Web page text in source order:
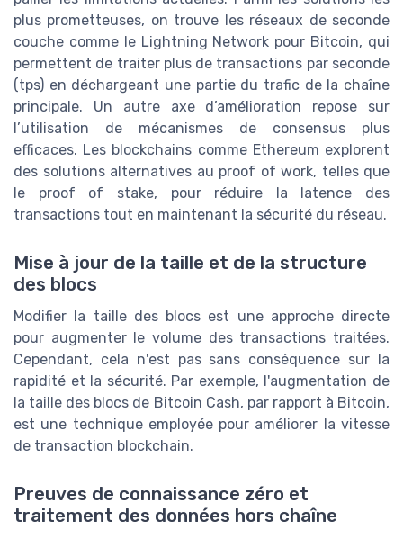
plus prometteuses, on trouve les réseaux de seconde
couche comme le Lightning Network pour Bitcoin, qui
permettent de traiter plus de transactions par seconde
(tps) en déchargeant une partie du trafic de la chaîne
principale. Un autre axe d’amélioration repose sur
l’utilisation de mécanismes de consensus plus
efficaces. Les blockchains comme Ethereum explorent
des solutions alternatives au proof of work, telles que
le proof of stake, pour réduire la latence des
transactions tout en maintenant la sécurité du réseau.
Mise à jour de la taille et de la structure
des blocs
Modifier la taille des blocs est une approche directe
pour augmenter le volume des transactions traitées.
Cependant, cela n'est pas sans conséquence sur la
rapidité et la sécurité. Par exemple, l'augmentation de
la taille des blocs de Bitcoin Cash, par rapport à Bitcoin,
est une technique employée pour améliorer la vitesse
de transaction blockchain.
Preuves de connaissance zéro et
traitement des données hors chaîne